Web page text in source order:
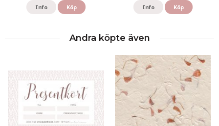
Info Köp Info Köp
Andra köpte även